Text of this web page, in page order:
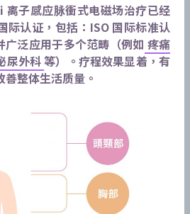
离子感应脉衝式电磁场治疗已经
际认证，包括：ISO 国际标准认
广泛应用于多个范畴（例如 疼痛
尿外科等）。疗程效果显着，有
整体生活质量。